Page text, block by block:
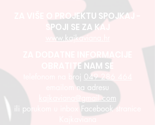
ZA VIŠE O PROJEKTU SPOJKAJ -
SPOJI SE ZA KAJ
www.kajkaviana.hr
ZA DODATNE INFORMACIJE
OBRATITE NAM SE
telefonom na broj 049 286 464
emailom na adresu
kajkaviana@gmail.com
ili porukom u inbox Facebook stranice
Kajkaviana